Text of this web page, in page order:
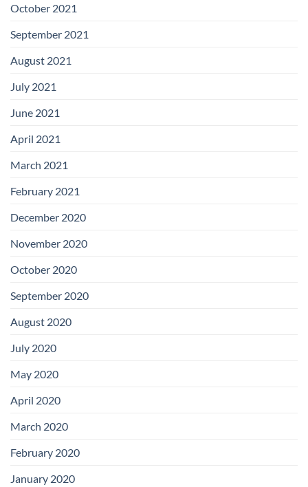
October 2021
September 2021
August 2021
July 2021
June 2021
April 2021
March 2021
February 2021
December 2020
November 2020
October 2020
September 2020
August 2020
July 2020
May 2020
April 2020
March 2020
February 2020
January 2020